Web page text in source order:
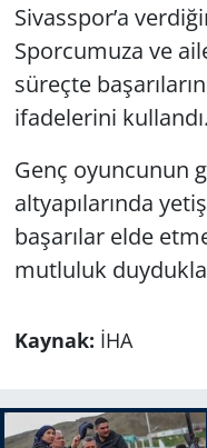
Sivasspor’a
Sporcumuza ve
süreçte
ifadelerini kullandı.
Genç oyuncunun
altyapılarında
başarılar elde
mutluluk
Kaynak: İHA